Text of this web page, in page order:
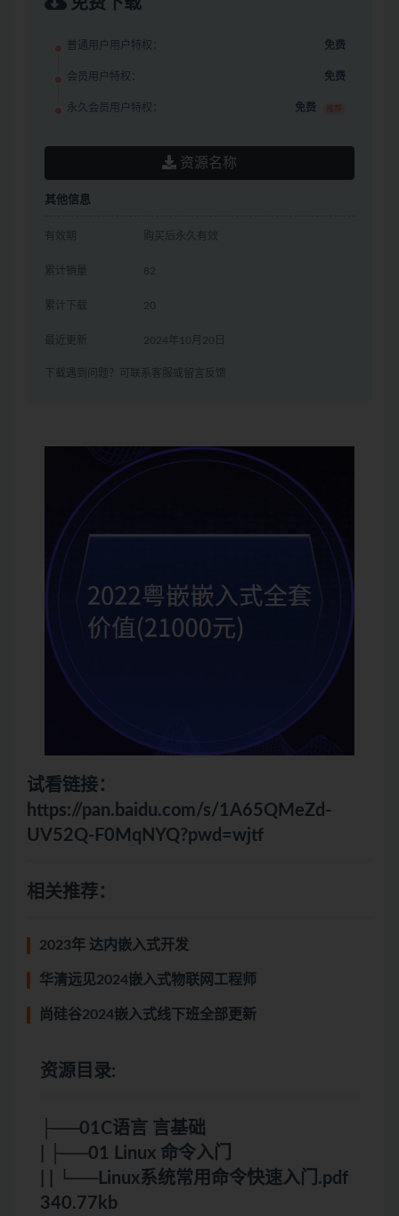
免费下载
普通用户用户特权： 免费
会员用户特权： 免费
永久会员用户特权： 免费 推荐
资源名称
其他信息
有效期 购买后永久有效
累计销量 82
累计下载 20
最近更新 2024年10月20日
下载遇到问题？可联系客服或留言反馈
试看链接：
https://pan.baidu.com/s/1A65QMeZd-
UV52Q-F0MqNYQ?pwd=wjtf
相关推荐：
2023年 达内嵌入式开发
华清远见2024嵌入式物联网工程师
尚硅谷2024嵌入式线下班全部更新
资源目录:
├──01C语言 言基础
| ├──01 Linux 命令入门
| | └── Linux系统常用命令快速入门.pdf
340.77kb